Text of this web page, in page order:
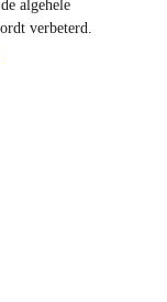
algehele
verbeterd.